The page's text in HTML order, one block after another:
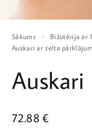
Sākums
Bižutērija
Auskari ar zelta
Auskari
72.88€